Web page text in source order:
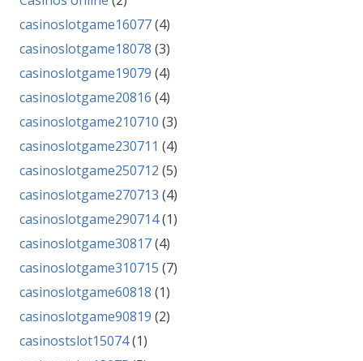
casinoslotgame16077(4)
casinoslotgame18078 (3)
casinoslotgame19079 (4)
casinoslotgame20816 (4)
casinoslotgame210710 (3)
casinoslotgame230711 (4)
casinoslotgame250712 (5)
casinoslotgame270713 (4)
casinoslotgame290714(1)
casinoslotgame30817(4)
casinoslotgame310715 (7)
casinoslotgame60818 (1)
casinoslotgame90819 (2)
casinostslot15074(1)